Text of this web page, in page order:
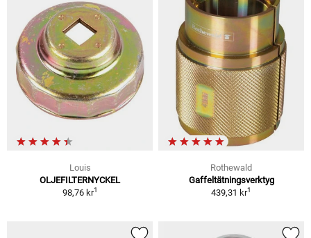
Louis
OLJEFILTERNYCKEL
98,76 kr1
Rothewald
Gaffeltätningsverktyg
439,31 kr1